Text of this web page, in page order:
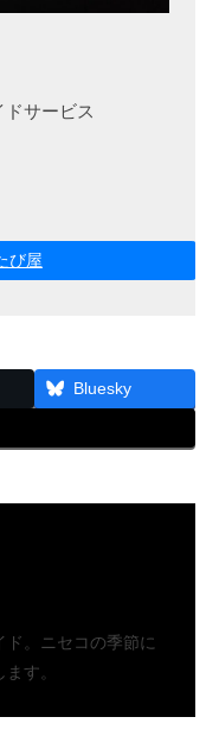
サービス
び屋
Bluesky
。ニセコの季節に
す。